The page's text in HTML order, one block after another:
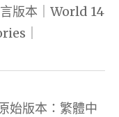
版本｜World 14
｜
始版本：繁體中